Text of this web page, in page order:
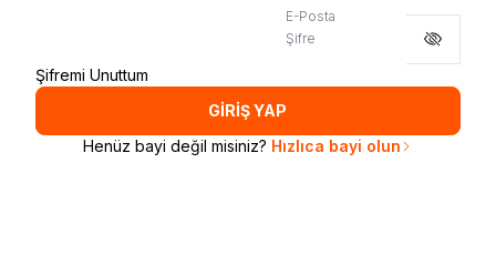
E-Posta
Şifre
Şifremi Unuttum
GİRİŞ YAP
Henüz bayi değil misiniz? Hızlıca bayi olun